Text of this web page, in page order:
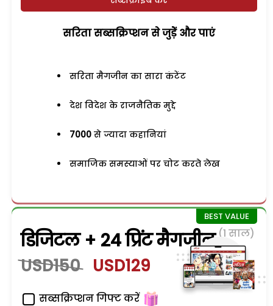
सरिता सब्सक्रिप्शन से जुड़ेें और पाएं
सरिता मैगजीन का सारा कंटेंट
देश विदेश के राजनैतिक मुद्दे
7000 से ज्यादा कहानियां
समाजिक समस्याओं पर चोट करते लेख
डिजिटल + 24 प्रिंट मैगजीन (1 साल)
USD150 USD129
सब्सक्रिप्शन गिफ्ट करें